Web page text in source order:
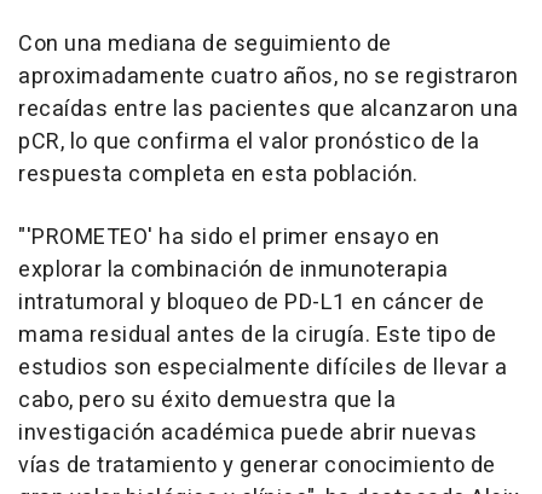
Con una mediana de seguimiento de
aproximadamente cuatro años, no se registraron
recaídas entre las pacientes que alcanzaron una
pCR, lo que confirma el valor pronóstico de la
respuesta completa en esta población.
"'PROMETEO' ha sido el primer ensayo en
explorar la combinación de inmunoterapia
intratumoral y bloqueo de PD-L1 en cáncer de
mama residual antes de la cirugía. Este tipo de
estudios son especialmente difíciles de llevar a
cabo, pero su éxito demuestra que la
investigación académica puede abrir nuevas
vías de tratamiento y generar conocimiento de